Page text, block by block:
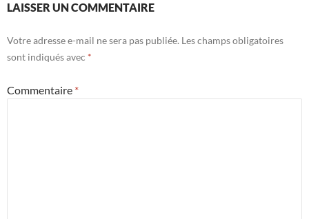
LAISSER UN COMMENTAIRE
Votre adresse e-mail ne sera pas publiée. Les champs obligatoires
sont indiqués avec *
Commentaire *